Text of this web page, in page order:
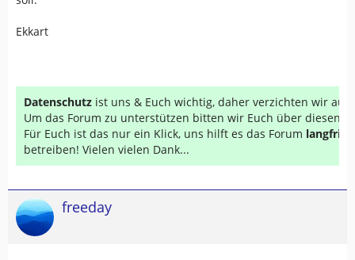
Ekkart
Datenschutz ist uns & Euch wichtig, daher verzichten wir auf
Um das Forum zu unterstützen bitten wir Euch über diesen
Für Euch ist das nur ein Klick, uns hilft es das Forum
betreiben! Vielen vielen Dank...
freeday